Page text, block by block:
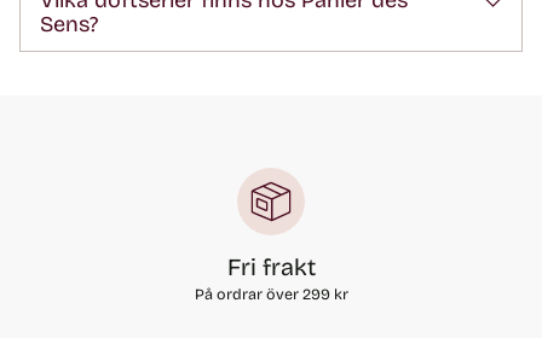
Sens?
Fri frakt
På ordrar över 299 kr